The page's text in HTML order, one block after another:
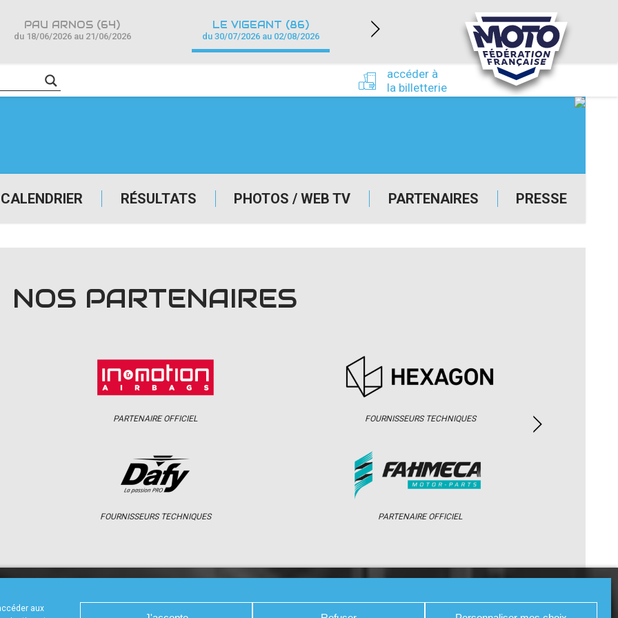
aux
CALENDRIER RÉSULTATS PHOTOS / WEB TV PARTENAIRES PRESSE
accéder à
la billetterie
PAU ARNOS (64)
du 18/06/2026 au 21/06/2026
LE VIGEANT (86)
du 30/07/2026 au 02/08/2026
NEVERS MAGNY-COURS (58)
du 24/09/2026 au 27/09/2026
NOS PARTENAIRES
PARTENAIRE OFFICIEL
FOURNISSEURS TECHNIQUES
FOURNISSEURS TECHNIQUES
PARTENAIRE OFFICIEL
CALENDRIER RÉSULTATS PHOTOS / WEB TV PARTENAIRES PRESSE